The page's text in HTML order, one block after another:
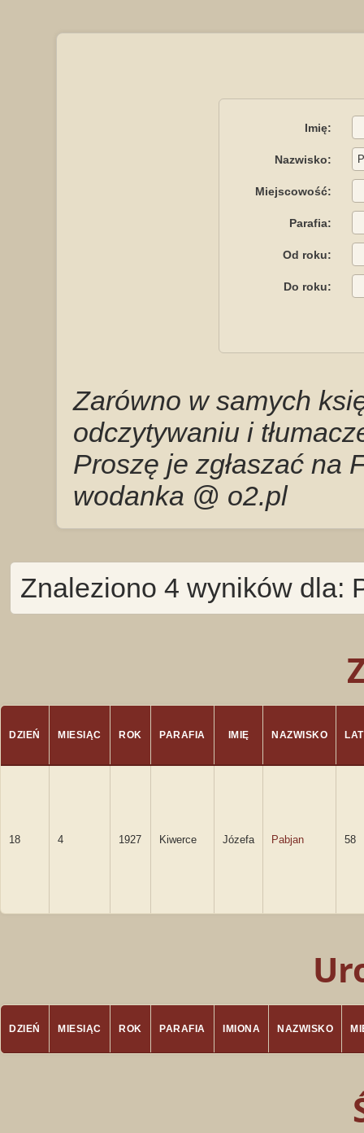
Imię:
Nazwisko:
Miejscowość:
Parafia:
Od roku:
Do roku:
Zarówno w samych
odczytywaniu i
Proszę je zgłaszać na
wodanka @ o2.pl
Znaleziono 4 wyników dla:
DZIEŃ MIESIĄC ROK PARAFIA IMIĘ NAZWISKO LAT
18 4 1927 Kiwerce Józefa Pabjan 58
DZIEŃ MIESIĄC ROK PARAFIA IMIONA NAZWISKO